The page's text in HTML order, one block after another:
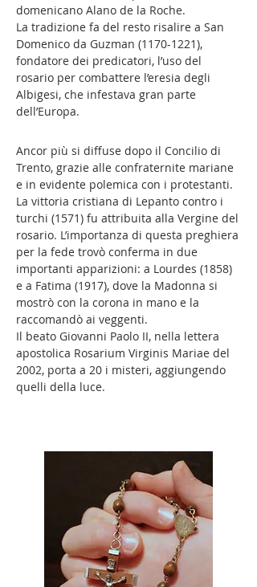
domenicano Alano de la Roche.
La tradizione fa del resto risalire a San
Domenico da Guzman (1170-1221),
fondatore dei predicatori, l’uso del
rosario per combattere l’eresia degli
Albigesi, che infestava gran parte
dell’Europa.
Ancor più si diffuse dopo il Concilio di
Trento, grazie alle confraternite mariane
e in evidente polemica con i protestanti.
La vittoria cristiana di Lepanto contro i
turchi (1571) fu attribuita alla Vergine del
rosario. L’importanza di questa preghiera
per la fede trovò conferma in due
importanti apparizioni: a Lourdes (1858)
e a Fatima (1917), dove la Madonna si
mostrò con la corona in mano e la
raccomandò ai veggenti.
Il beato Giovanni Paolo II, nella lettera
apostolica Rosarium Virginis Mariae del
2002, porta a 20 i misteri, aggiungendo
quelli della luce.